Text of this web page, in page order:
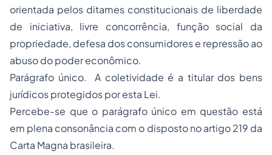
orientada pelos ditames constitucionais de liberdade
de iniciativa, livre concorrência, função social da
propriedade, defesa dos consumidores e repressão ao
abuso do poder econômico.
Parágrafo único. A coletividade é a titular dos bens
jurídicos protegidos por esta Lei.
Percebe-se que o parágrafo único em questão está
em plena consonância com o disposto no artigo 219 da
Carta Magna brasileira.